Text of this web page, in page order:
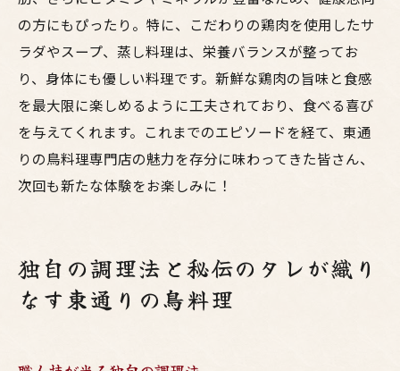
の方にもぴったり。特に、こだわりの鶏肉を使用したサ
ラダやスープ、蒸し料理は、栄養バランスが整ってお
り、身体にも優しい料理です。新鮮な鶏肉の旨味と食感
を最大限に楽しめるように工夫されており、食べる喜び
を与えてくれます。これまでのエピソードを経て、東通
りの鳥料理専門店の魅力を存分に味わってきた皆さん、
次回も新たな体験をお楽しみに！
独自の調理法と秘伝のタレが織り
なす東通りの鳥料理